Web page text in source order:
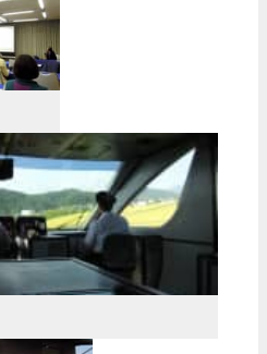
（2）
2024年3月
（2）
2024年2月
（1）
2023年12月
2023年10月